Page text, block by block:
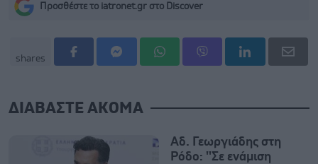
Προσθέστε το iatronet.gr στο Discover
shares
ΔΙΑΒΑΣΤΕ ΑΚΟΜΑ
Αδ. Γεωργιάδης στη
Ρόδο: ''Σε ενάμιση